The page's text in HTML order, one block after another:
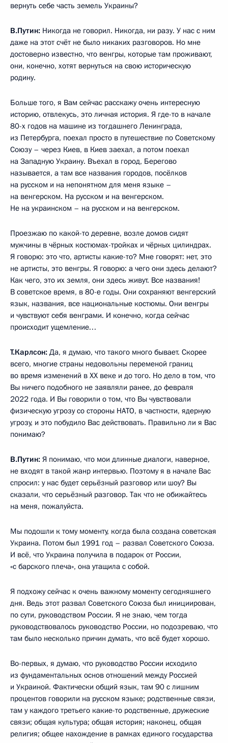
вернуть себе часть земель Украины?
В.Путин: Никогда не говорил. Никогда, ни разу. У нас с ним
даже на этот счёт не было никаких разговоров. Но мне
достоверно известно, что венгры, которые там проживают,
они, конечно, хотят вернуться на свою историческую
родину.
Больше того, я Вам сейчас расскажу очень интересную
историю, отвлекусь, это личная история. Я где-то в начале
80-х годов на машине из тогдашнего Ленинграда,
из Петербурга, поехал просто в путешествие по Советскому
Союзу – через Киев, в Киев заехал, а потом поехал
на Западную Украину. Въехал в город, Берегово
называется, а там все названия городов, посёлков
на русском и на непонятном для меня языке –
на венгерском. На русском и на венгерском.
Не на украинском – на русском и на венгерском.
Проезжаю по какой-то деревне, возле домов сидят
мужчины в чёрных костюмах-тройках и чёрных цилиндрах.
Я говорю: это что, артисты какие-то? Мне говорят: нет, это
не артисты, это венгры. Я говорю: а чего они здесь делают?
Как чего, это их земля, они здесь живут. Все названия!
В советское время, в 80-е годы. Они сохраняют венгерский
язык, названия, все национальные костюмы. Они венгры
и чувствуют себя венграми. И конечно, когда сейчас
происходит ущемление…
Т.Карлсон: Да, я думаю, что такого много бывает. Скорее
всего, многие страны недовольны переменой границ
во время изменений в XX веке и до того. Но дело в том, что
Вы ничего подобного не заявляли ранее, до февраля
2022 года. И Вы говорили о том, что Вы чувствовали
физическую угрозу со стороны НАТО, в частности, ядерную
угрозу, и это побудило Вас действовать. Правильно ли я Вас
понимаю?
В.Путин: Я понимаю, что мои длинные диалоги, наверное,
не входят в такой жанр интервью. Поэтому я в начале Вас
спросил: у нас будет серьёзный разговор или шоу? Вы
сказали, что серьёзный разговор. Так что не обижайтесь
на меня, пожалуйста.
Мы подошли к тому моменту, когда была создана советская
Украина. Потом был 1991 год – развал Советского Союза.
И всё, что Украина получила в подарок от России,
«с барского плеча», она утащила с собой.
Я подхожу сейчас к очень важному моменту сегодняшнего
дня. Ведь этот развал Советского Союза был инициирован,
по сути, руководством России. Я не знаю, чем тогда
руководствовалось руководство России, но подозреваю, что
там было несколько причин думать, что всё будет хорошо.
Во-первых, я думаю, что руководство России исходило
из фундаментальных основ отношений между Россией
и Украиной. Фактически общий язык, там 90 с лишним
процентов говорили на русском языке; родственные связи,
там у каждого третьего какие-то родственные, дружеские
связи; общая культура; общая история; наконец, общая
религия; общее нахождение в рамках единого государства